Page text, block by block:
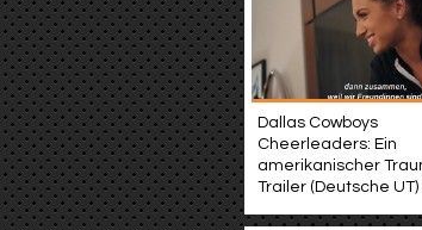
Dallas Cowboys
Cheerleaders: Ein
amerikanischer
Trailer (Deutsche UT)